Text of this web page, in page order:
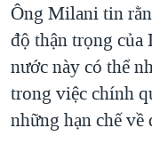
Ông Milani tin
độ thận trọng của
nước này có thể
trong việc chính
những hạn chế về